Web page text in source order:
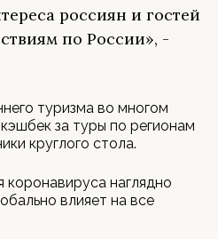
россиян и гостей
по России», -
туризма во многом
за туры по регионам
круглого стола.
наглядно
влияет на все